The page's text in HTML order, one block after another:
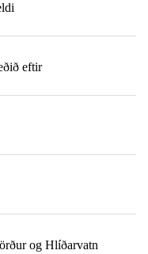
eftir
og Hlíðarvatn